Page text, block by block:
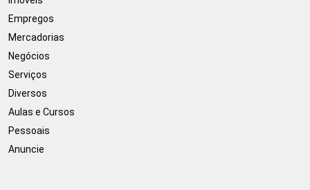
Empregos
Mercadorias
Negócios
Serviços
Diversos
Aulas e Cursos
Pessoais
Anuncie